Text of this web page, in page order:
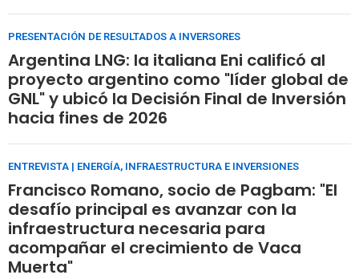
PRESENTACIÓN DE RESULTADOS A INVERSORES
Argentina LNG: la italiana Eni calificó al
proyecto argentino como "líder global de
GNL" y ubicó la Decisión Final de Inversión
hacia fines de 2026
ENTREVISTA | ENERGÍA, INFRAESTRUCTURA E INVERSIONES
Francisco Romano, socio de Pagbam: "El
desafío principal es avanzar con la
infraestructura necesaria para
acompañar el crecimiento de Vaca
Muerta"